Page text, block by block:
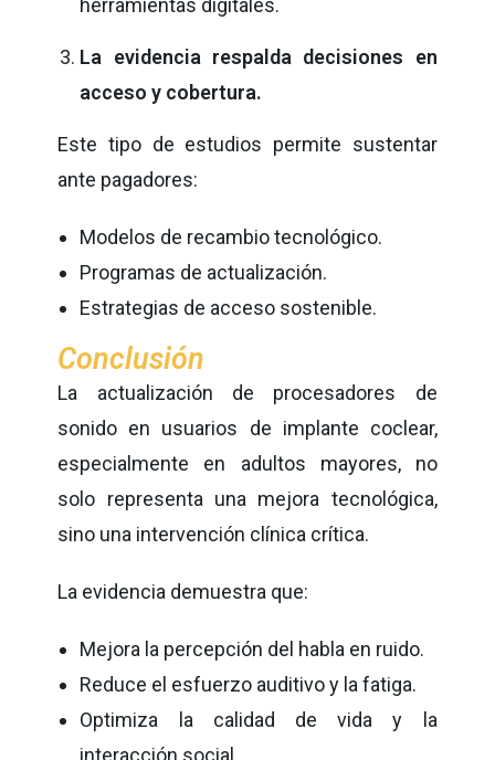
herramientas digitales.
La evidencia respalda decisiones en
acceso y cobertura.
Este tipo de estudios permite sustentar
ante pagadores:
Modelos de recambio tecnológico.
Programas de actualización.
Estrategias de acceso sostenible.
Conclusión
La actualización de procesadores de
sonido en usuarios de implante coclear,
especialmente en adultos mayores, no
solo representa una mejora tecnológica,
sino una intervención clínica crítica.
La evidencia demuestra que:
Mejora la percepción del habla en ruido.
Reduce el esfuerzo auditivo y la fatiga.
Optimiza la calidad de vida y la
interacción social.